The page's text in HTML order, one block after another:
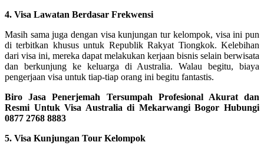
4. Visa Lawatan Berdasar Frekwensi
Masih sama juga dengan visa kunjungan tur kelompok, visa ini pun
di terbitkan khusus untuk Republik Rakyat Tiongkok. Kelebihan
dari visa ini, mereka dapat melakukan kerjaan bisnis selain berwisata
dan berkunjung ke keluarga di Australia. Walau begitu, biaya
pengerjaan visa untuk tiap-tiap orang ini begitu fantastis.
Biro Jasa Penerjemah Tersumpah Profesional Akurat dan
Resmi Untuk Visa Australia di Mekarwangi Bogor Hubungi
0877 2768 8883
5. Visa Kunjungan Tour Kelompok